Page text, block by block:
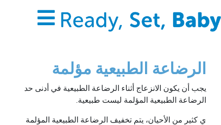
الرضاعة الطبيعية مؤلمة
يجب أن يكون الانزعاج أثناء الرضاعة الطبيعية في أدنى حد
الرضاعة الطبيعية المؤلمة ليست طبيعية.
ي كثير من الأحيان، يتم تخفيف الرضاعة الطبيعية المؤلمة